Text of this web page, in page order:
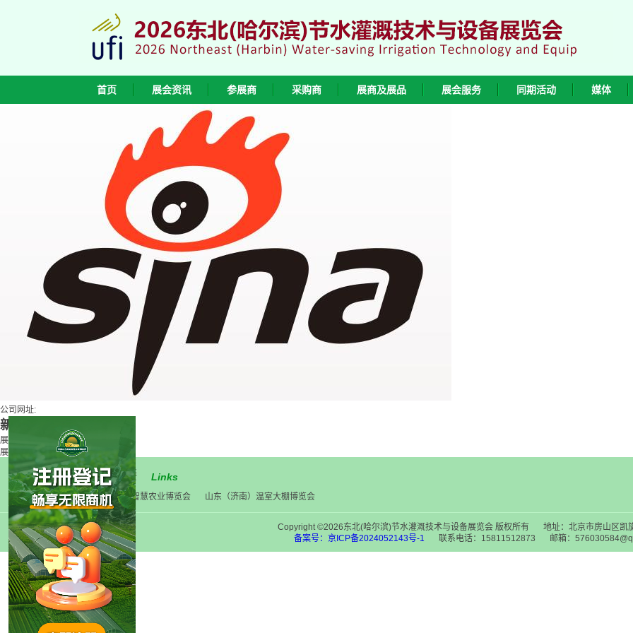
首页 展会资讯 参展商 采购商 展商及展品 展会服务 同期活动 媒体
公司网址:
新浪
展馆: 无
展位: 无
友情链接 Links
中国(山东）智慧农业博览会 山东（济南）温室大棚博览会
Copyright ©2026东北(哈尔滨)节水灌溉技术与设备展览会 版权所有
地址：北京市房山区凯
备案号：京ICP备2024052143号-1
联系电话：15811512873 邮箱：